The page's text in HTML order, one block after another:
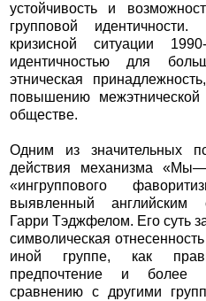
устойчивость и
групповой
кризисной ситуации
идентичностью для
этническая
повышению
обществе.
Одним из значительных
действия механизма
«ингруппового
выявленный английским
Гарри Тэджфелом. Его суть
символическая
иной группе, как
предпочтение и более
сравнению с другими